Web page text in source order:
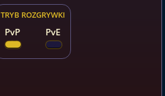
TRYB ROZGRYWKI
PvP PvE